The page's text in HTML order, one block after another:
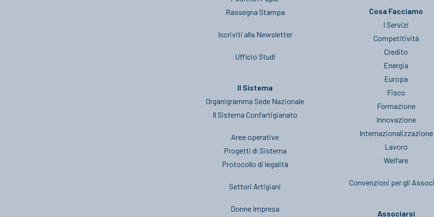
Rassegna Stampa
Iscriviti alla Newsletter
Ufficio Studi
Il Sistema
Organigramma Sede Nazionale
Il Sistema Confartigianato
Aree operative
Progetti di Sistema
Protocollo di legalità
Settori Artigiani
Donne Impresa
Cosa Facciamo
I Servizi
Competitività
Credito
Energia
Europa
Fisco
Formazione
Innovazione
Internazionalizzazione
Lavoro
Welfare
Convenzioni per gli
Associarsi